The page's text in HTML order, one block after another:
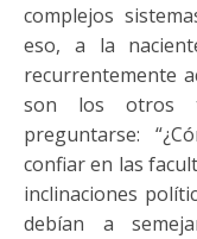
complejos
eso, a la
recurrentemente
son los otros
preguntarse:
confiar en las
inclinaciones
debían a